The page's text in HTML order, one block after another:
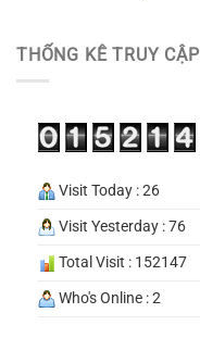
THỐNG KÊ TRUY CẬP
Visit Today : 26
Visit Yesterday : 76
Total Visit : 152147
Who's Online : 2